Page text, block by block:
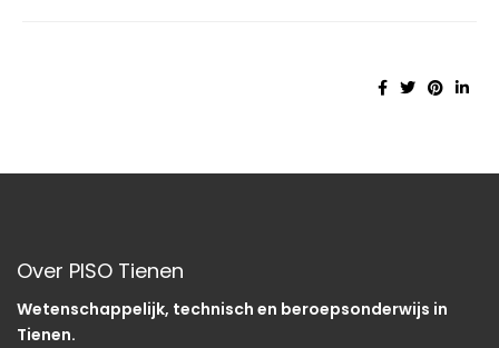
Over PISO Tienen
Wetenschappelijk, technisch en beroepsonderwijs in
Tienen.